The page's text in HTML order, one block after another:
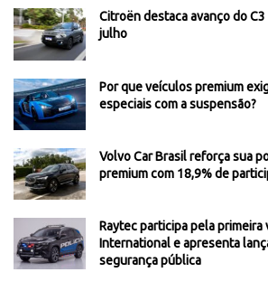
Citroën destaca avanço do
julho
Por que veículos premium
especiais com a suspensão?
Volvo Car Brasil reforça sua
premium com 18,9% de
Raytec participa pela primeira
International e apresenta
segurança pública